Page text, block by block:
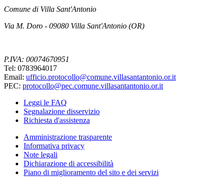
Comune di Villa Sant'Antonio
Via M. Doro - 09080 Villa Sant'Antonio (OR)
P.IVA: 00074670951
Tel: 0783964017
Email: ufficio.protocollo@comune.villasantantonio.or.it
PEC: protocollo@pec.comune.villasantantonio.or.it
Leggi le FAQ
Segnalazione disservizio
Richiesta d'assistenza
Amministrazione trasparente
Informativa privacy
Note legali
Dichiarazione di accessibilità
Piano di miglioramento del sito e dei servizi